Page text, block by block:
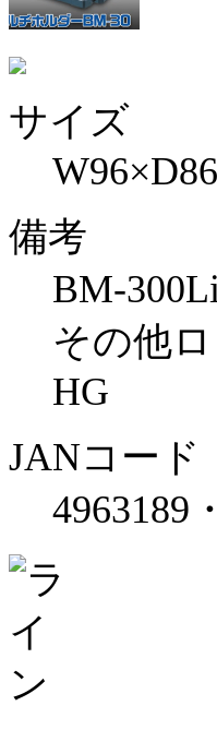
サイズ
備考
BM-
その他
HG
JANコード
4963189